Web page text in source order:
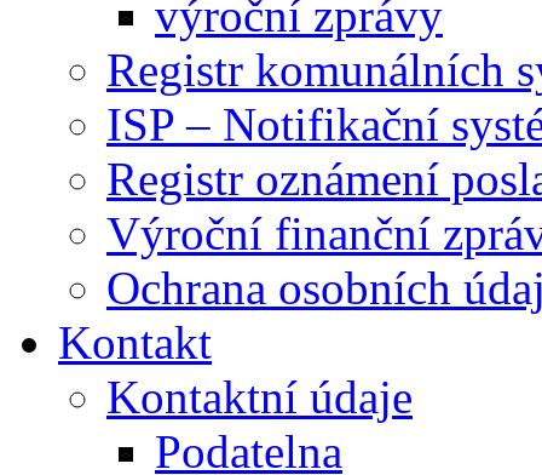
výroční zprávy
Registr komunálních
ISP – Notifikační
Registr oznámení
Výroční finanční
Ochrana osobních
Kontakt
Kontaktní údaje
Podatelna